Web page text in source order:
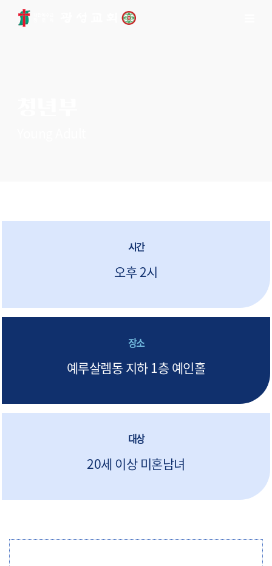
시간
오후 2시
장소
예루살렘동 지하 1층 예인홀
대상
20세 이상 미혼남녀